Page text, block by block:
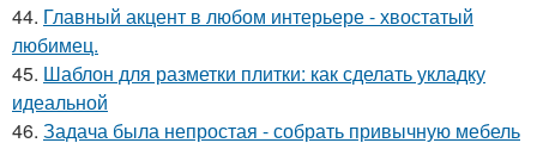
44. Главный акцент в любом интерьере - хвостатый
любимец.
45. Шаблон для разметки плитки: как сделать укладку
идеальной
46. Задача была непростая - собрать привычную мебель